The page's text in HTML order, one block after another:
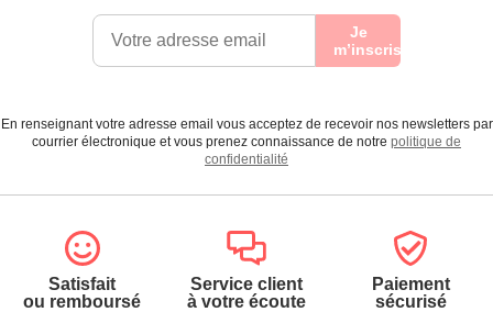
Je
m’inscris
En renseignant votre adresse email vous acceptez de recevoir nos newsletters par
courrier électronique et vous prenez connaissance de notre politique de
confidentialité
Satisfait
ou remboursé
Service client
à votre écoute
Paiement
sécurisé